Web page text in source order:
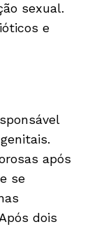
sexual.
e
após
se
dois